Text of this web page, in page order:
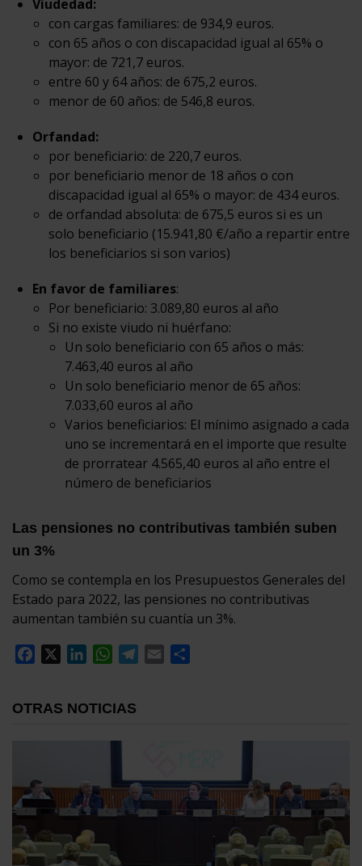
Viudedad:
con cargas familiares: de 934,9 euros.
con 65 años o con discapacidad igual al 65% o
mayor: de 721,7 euros.
entre 60 y 64 años: de 675,2 euros.
menor de 60 años: de 546,8 euros.
Orfandad:
por beneficiario: de 220,7 euros.
por beneficiario menor de 18 años o con
discapacidad igual al 65% o mayor: de 434 euros.
de orfandad absoluta: de 675,5 euros si es un
solo beneficiario (15.941,80 €/año a repartir entre
los beneficiarios si son varios)
En favor de familiares:
Por beneficiario: 3.089,80 euros al año
Si no existe viudo ni huérfano:
Un solo beneficiario con 65 años o más:
7.463,40 euros al año
Un solo beneficiario menor de 65 años:
7.033,60 euros al año
Varios beneficiarios: El mínimo asignado a cada
uno se incrementará en el importe que resulte
de prorratear 4.565,40 euros al año entre el
número de beneficiarios
Las pensiones no contributivas también suben
un 3%
Como se contempla en los Presupuestos Generales del
Estado para 2022, las pensiones no contributivas
aumentan también su cuantía un 3%.
Facebook
LinkedInWhatsApp
Telegram
Email
OTRAS NOTICIAS